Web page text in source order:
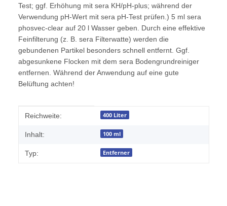
Test; ggf. Erhöhung mit sera KH/pH-plus; während der
Verwendung pH-Wert mit sera pH-Test prüfen.) 5 ml sera
phosvec-clear auf 20 l Wasser geben. Durch eine effektive
Feinfilterung (z. B. sera Filterwatte) werden die
gebundenen Partikel besonders schnell entfernt. Ggf.
abgesunkene Flocken mit dem sera Bodengrundreiniger
entfernen. Während der Anwendung auf eine gute
Belüftung achten!
Produkteigenschaft
Wert
Reichweite: 400 Liter
Inhalt: 100 ml
Typ: Entferner